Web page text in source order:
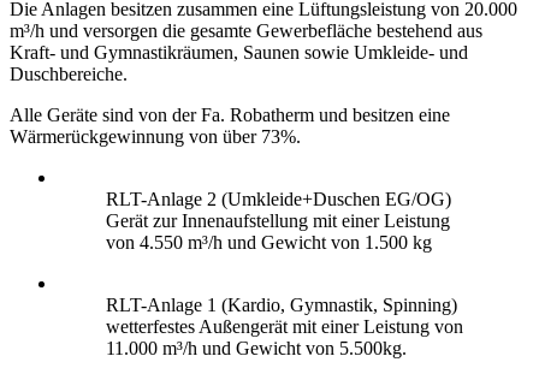
Die Anlagen besitzen zusammen eine Lüftungsleistung von 20.000
m³/h und versorgen die gesamte Gewerbefläche bestehend aus
Kraft- und Gymnastikräumen, Saunen sowie Umkleide- und
Duschbereiche.
Alle Geräte sind von der Fa. Robatherm und besitzen eine
Wärmerückgewinnung von über 73%.
RLT-Anlage 2 (Umkleide+Duschen EG/OG)
Gerät zur Innenaufstellung mit einer Leistung
von 4.550 m³/h und Gewicht von 1.500 kg
RLT-Anlage 1 (Kardio, Gymnastik, Spinning)
wetterfestes Außengerät mit einer Leistung von
11.000 m³/h und Gewicht von 5.500kg.